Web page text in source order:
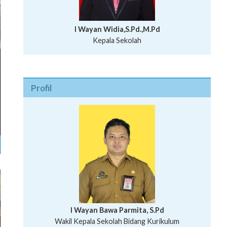
I Wayan Widia,S.Pd.,M.Pd
Kepala Sekolah
Profil
I Wayan Bawa Parmita, S.Pd
Wakil Kepala Sekolah Bidang Kurikulum
I Wayan Gede Aditya Pratita, S.Pd., M.Sn
Ni Wayan Nopi Sutantri, S.Pd.